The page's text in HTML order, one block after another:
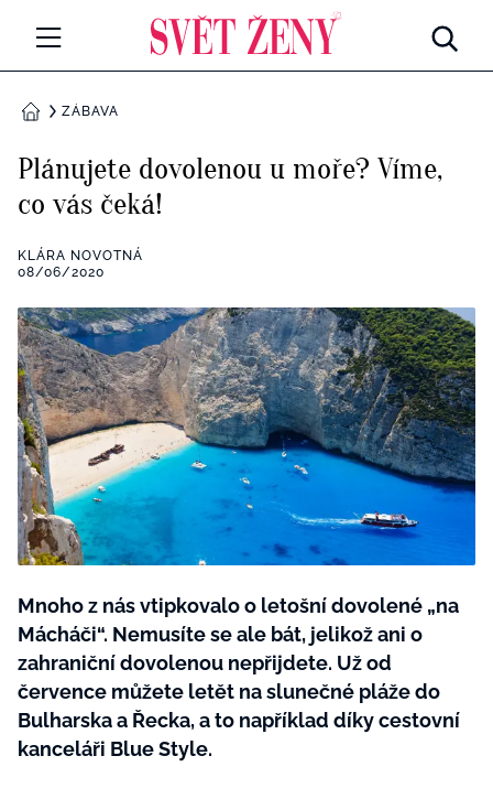
Všechny kategorie
RETROHUBKY
PSYCHOLOGIE
Všechny kategorie
Seberozvoj
ZDRAVÍ
Všechny kategorie
Životní styl
ZÁBAVA
Všechny kategorie
Testy a kvízy
BYDLENÍ
Všechny kategorie
Tvoření
Rady a tipy
BurdaMedia
Extra
SVĚT ŽENY - 599 KČ
ROČNÍ PŘEDPLATNÉ SVĚT ŽENY +
SADA PRODUKTŮ MANA (10 ks)
DOMŮZÁBAVA
Plánujete dovolenou u moře? Víme,
co vás čeká!
KLÁRA NOVOTNÁ
08/06/2020
Mnoho z nás vtipkovalo o letošní dovolené „na
Mácháči“. Nemusíte se ale bát, jelikož ani o
zahraniční dovolenou nepřijdete. Už od
července můžete letět na slunečné pláže do
Bulharska a Řecka, a to například díky cestovní
kanceláři Blue Style.